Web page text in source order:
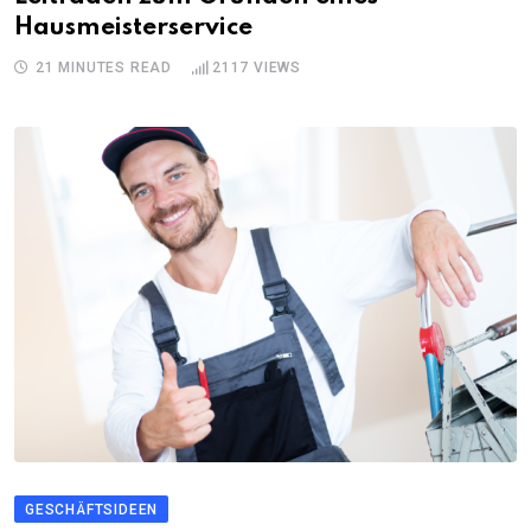
Hausmeisterservice
21 MINUTES READ 2117 VIEWS
GESCHÄFTSIDEEN